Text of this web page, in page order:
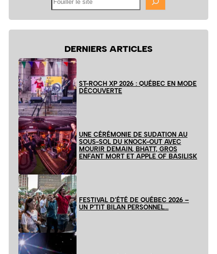
DERNIERS ARTICLES
ST-ROCH XP 2026 : QUÉBEC EN MODE
DÉCOUVERTE
UNE CÉRÉMONIE DE SUDATION AU
SOUS-SOL DU KNOCK-OUT AVEC
MOURIR DEMAIN, BHATT, GROS
ENFANT MORT ET APPLE OF BASILISK
FESTIVAL D’ÉTÉ DE QUÉBEC 2026 –
UN P’TIT BILAN PERSONNEL…